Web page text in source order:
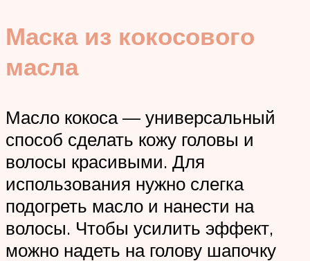
Маска из кокосового
масла
Масло кокоса — универсальный
способ сделать кожу головы и
волосы красивыми. Для
использования нужно слегка
подогреть масло и нанести на
волосы. Чтобы усилить эффект,
можно надеть на голову шапочку